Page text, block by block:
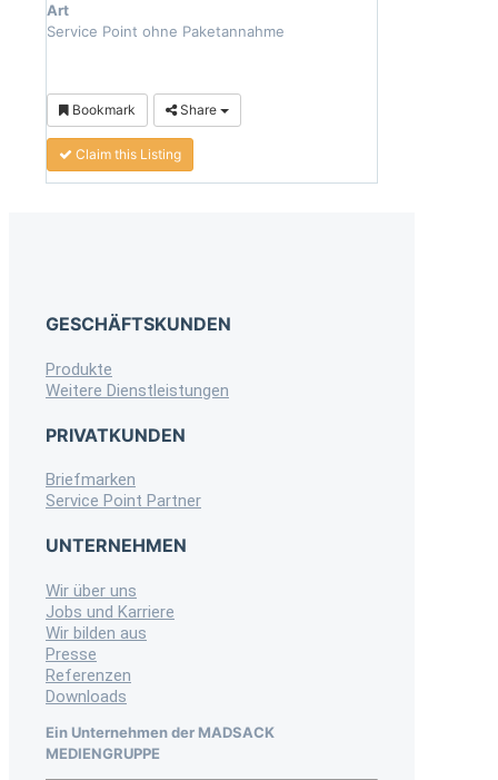
Art
Service Point ohne Paketannahme
Bookmark Share
Claim this Listing
GESCHÄFTSKUNDEN
Produkte
Weitere Dienstleistungen
PRIVATKUNDEN
Briefmarken
Service Point Partner
UNTERNEHMEN
Wir über uns
Jobs und Karriere
Wir bilden aus
Presse
Referenzen
Downloads
Ein Unternehmen der MADSACK
MEDIENGRUPPE